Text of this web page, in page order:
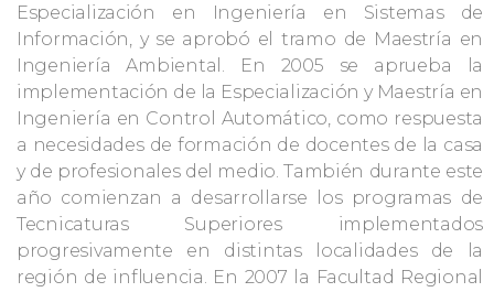
Especialización en Ingeniería en Sistemas de
Información, y se aprobó el tramo de Maestría en
Ingeniería Ambiental. En 2005 se aprueba la
implementación de la Especialización y Maestría en
Ingeniería en Control Automático, como respuesta
a necesidades de formación de docentes de la casa
y de profesionales del medio. También durante este
año comienzan a desarrollarse los programas de
Tecnicaturas Superiores implementados
progresivamente en distintas localidades de la
región de influencia. En 2007 la Facultad Regional